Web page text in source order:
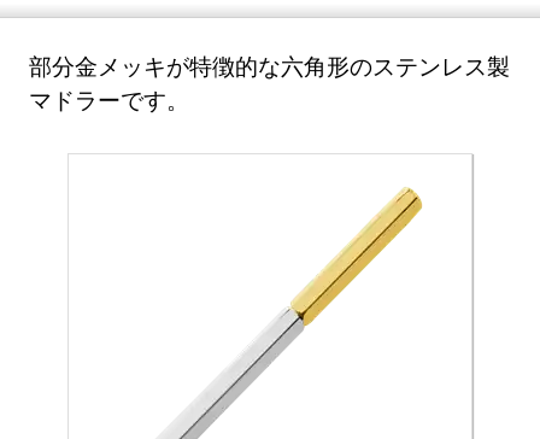
部分金メッキが特徴的な六角形のステンレス製
マドラーです。